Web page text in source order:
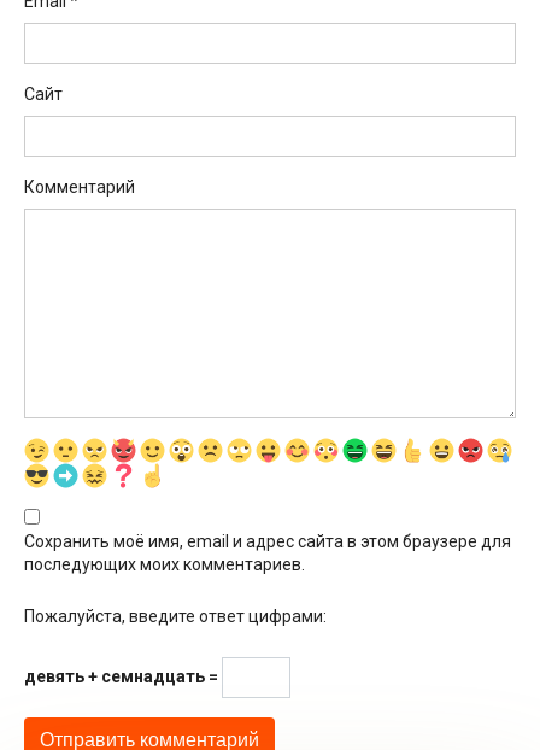
Сайт
Комментарий
Сохранить моё имя, email и адрес сайта в этом браузере для
последующих моих комментариев.
Пожалуйста, введите ответ цифрами:
девять + семнадцать =